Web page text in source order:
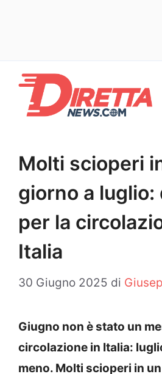
contenuto
Molti scioperi
giorno a luglio:
per la
Italia
30 Giugno 2025 di
Giugno non è stato un
circolazione in Italia:
meno. Molti scioperi in